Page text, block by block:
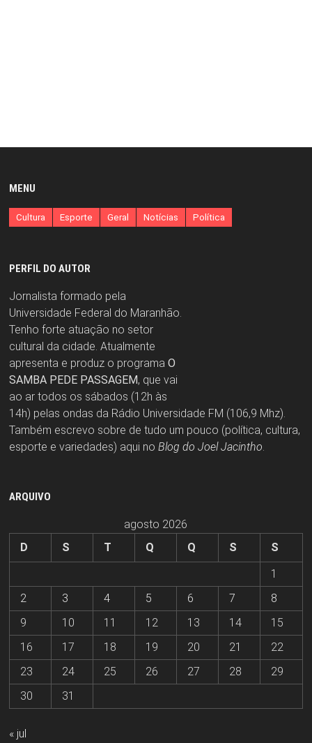
MENU
Cultura Esporte Geral Notícias Política
PERFIL DO AUTOR
Jornalista formado pela
Universidade Federal do Maranhão.
Tenho forte atuação no setor
cultural da cidade. Atualmente
apresenta e produz o programa O
SAMBA PEDE PASSAGEM, que vai
ao ar todos os sábados (12h às
14h) pelas ondas da Rádio Universidade FM (106,9 Mhz).
Também escrevo sobre de tudo um pouco (política, cultura,
esporte e variedades) aqui no Blog do Joel Jacintho.
ARQUIVO
agosto 2026
D
S T Q Q S
S
1
2
3 4 5 6 7
8
9
10 11 12 13 14
15
16
17 18 19 20 21
22
23
24 25 26 27 28
29
30
31
« jul